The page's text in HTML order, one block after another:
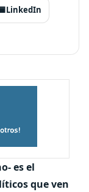
LinkedIn
es el
que ven